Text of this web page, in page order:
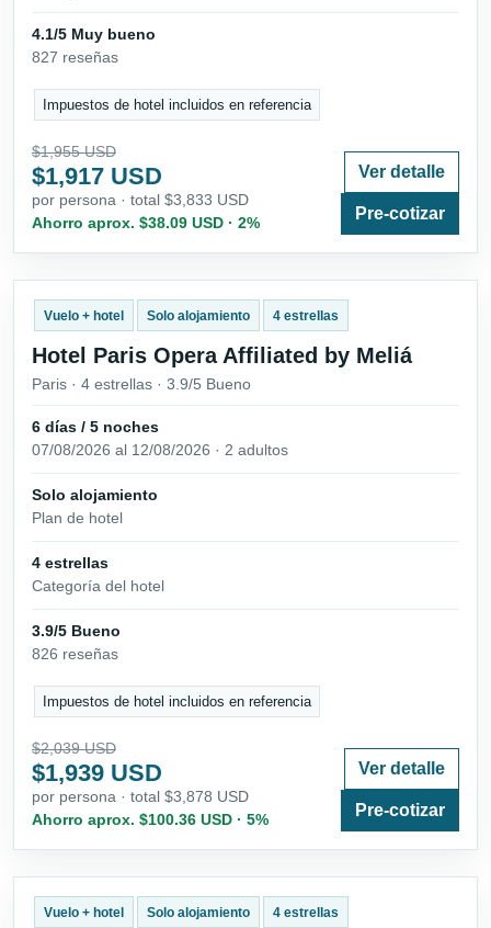
4.1/5 Muy bueno
827 reseñas
Impuestos de hotel incluidos en referencia
$1,955 USD
$1,917 USD
por persona · total $3,833 USD
Ahorro aprox. $38.09 USD · 2%
Ver detalle
Pre-cotizar
Vuelo + hotel Solo alojamiento 4 estrellas
Hotel Paris Opera Affiliated by Meliá
Paris · 4 estrellas · 3.9/5 Bueno
6 días / 5 noches
07/08/2026 al 12/08/2026 · 2 adultos
Solo alojamiento
Plan de hotel
4 estrellas
Categoría del hotel
3.9/5 Bueno
826 reseñas
Impuestos de hotel incluidos en referencia
$2,039 USD
$1,939 USD
por persona · total $3,878 USD
Ahorro aprox. $100.36 USD · 5%
Ver detalle
Pre-cotizar
Vuelo + hotel Solo alojamiento 4 estrellas